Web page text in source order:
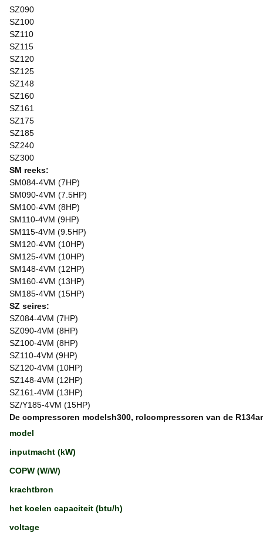
SZ090
SZ100
SZ110
SZ115
SZ120
SZ125
SZ148
SZ160
SZ161
SZ175
SZ185
SZ240
SZ300
SM reeks:
SM084-4VM (7HP)
SM090-4VM (7.5HP)
SM100-4VM (8HP)
SM110-4VM (9HP)
SM115-4VM (9.5HP)
SM120-4VM (10HP)
SM125-4VM (10HP)
SM148-4VM (12HP)
SM160-4VM (13HP)
SM185-4VM (15HP)
SZ seires:
SZ084-4VM (7HP)
SZ090-4VM (8HP)
SZ100-4VM (8HP)
SZ110-4VM (9HP)
SZ120-4VM (10HP)
SZ148-4VM (12HP)
SZ161-4VM (13HP)
SZ/Y185-4VM (15HP)
De compressoren modelsh300, rolcompressoren van de
model
inputmacht (kW)
COPW (W/W)
krachtbron
het koelen capaciteit (btu/h)
voltage